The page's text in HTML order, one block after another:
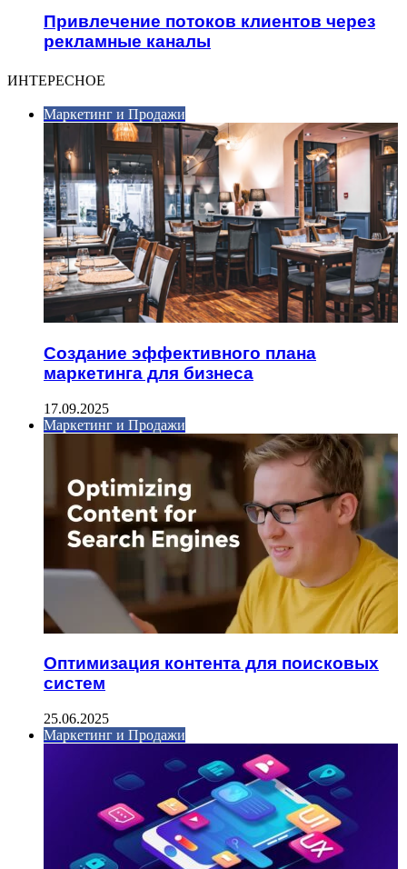
Привлечение потоков клиентов через
рекламные каналы
ИНТЕРЕСНОЕ
Маркетинг и Продажи
Создание эффективного плана
маркетинга для бизнеса
17.09.2025
Маркетинг и Продажи
Оптимизация контента для поисковых
систем
25.06.2025
Маркетинг и Продажи